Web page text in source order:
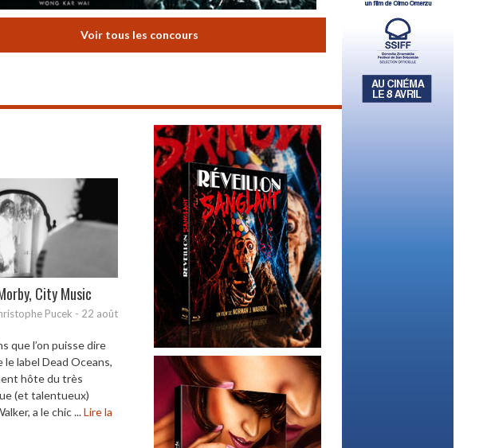
Voir tous les concours
City Music
Pucek - 22 août
que l’on puisse dire
le label Dead Oceans,
hôte du très
(et talentueux)
a le chic ...Lire la